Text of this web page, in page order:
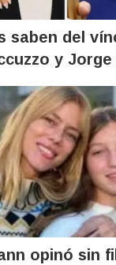
saben del
y Jorge
opinó sin